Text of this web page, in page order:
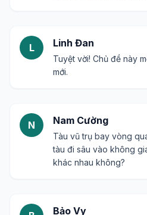
L Linh Đan
Tuyệt vời! Chủ đề này
mới.
N Nam Cường
Tàu vũ trụ bay vòng
tàu đi sâu vào không
khác nhau không?
Bảo Vy